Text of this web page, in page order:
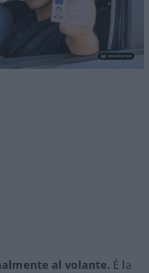
al volante. È la